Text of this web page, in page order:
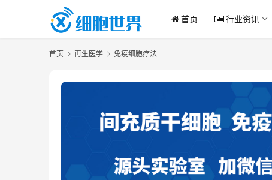
首页 行业资讯
首页 再生医学 免疫细胞疗法